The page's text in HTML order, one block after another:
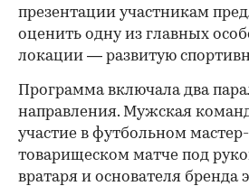
презентации участникам
оценить одну из главных
локации — развитую
Программа включала два
направления. Мужская
участие в футбольном
товарищеском матче под
вратаря и основателя бренда